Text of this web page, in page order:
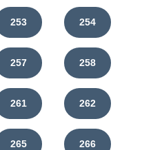
253 254
257 258
261 262
265 266